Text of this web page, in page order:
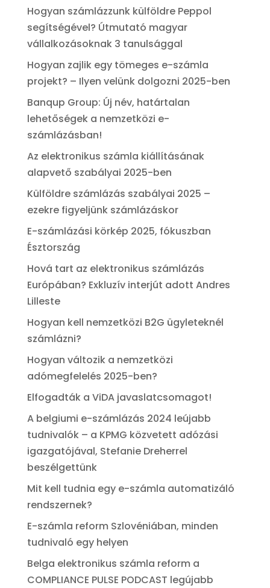
Hogyan számlázzunk külföldre Peppol
segítségével? Útmutató magyar
vállalkozásoknak 3 tanulsággal
Hogyan zajlik egy tömeges e-számla
projekt? – Ilyen velünk dolgozni 2025-ben
Banqup Group: Új név, határtalan
lehetőségek a nemzetközi e-
számlázásban!
Az elektronikus számla kiállításának
alapvető szabályai 2025-ben
Külföldre számlázás szabályai 2025 –
ezekre figyeljünk számlázáskor
E-számlázási körkép 2025, fókuszban
Észtország
Hová tart az elektronikus számlázás
Európában? Exkluzív interjút adott Andres
Lilleste
Hogyan kell nemzetközi B2G ügyleteknél
számlázni?
Hogyan változik a nemzetközi
adómegfelelés 2025-ben?
Elfogadták a ViDA javaslatcsomagot!
A belgiumi e-számlázás 2024 leújabb
tudnivalók – a KPMG közvetett adózási
igazgatójával, Stefanie Dreherrel
beszélgettünk
Mit kell tudnia egy e-számla automatizáló
rendszernek?
E-számla reform Szlovéniában, minden
tudnivaló egy helyen
Belga elektronikus számla reform a
COMPLIANCE PULSE PODCAST legújabb